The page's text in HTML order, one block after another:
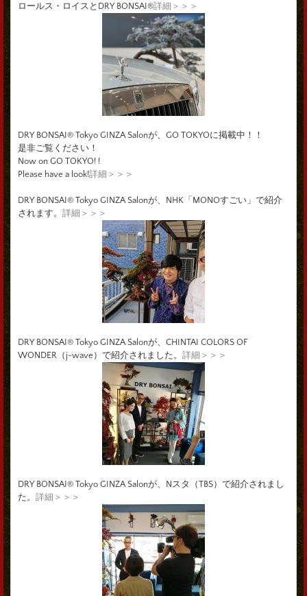
ロールス・ロイスとDRY BONSAI®詳細＞＞＞
DRY BONSAI® Tokyo GINZA Salonが、GO TOKYOに掲載中！！
是非ご覧ください！
Now on GO TOKYO! !
Please have a look!詳細＞＞＞
DRY BONSAI® Tokyo GINZA Salonが、NHK「MONOすごい」で紹介
されます。 詳細＞＞＞
DRY BONSAI® Tokyo GINZA Salonが、CHINTAI COLORS OF
WONDER（j-wave）で紹介されました。 詳細＞＞＞
DRY BONSAI® Tokyo GINZA Salonが、Nスタ（TBS）で紹介されまし
た。 詳細＞＞＞